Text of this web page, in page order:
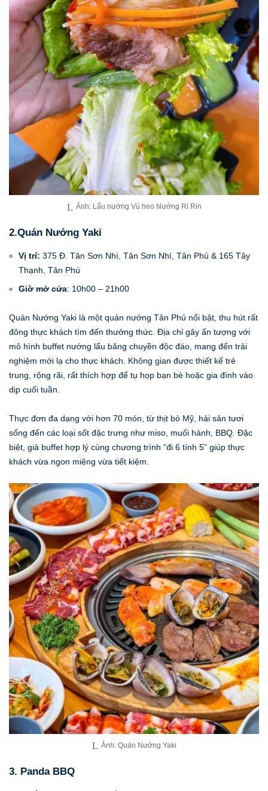
Ảnh: Lẩu nướng Vú heo Nướng Ri Rin
2.Quán Nướng Yaki
Vị trí: 375 Đ. Tân Sơn Nhì, Tân Sơn Nhì, Tân Phú & 165 Tây
Thạnh, Tân Phú
Giờ mở cửa: 10h00 – 21h00
Quán Nướng Yaki là một quán nướng Tân Phú nổi bật, thu hút rất
đông thực khách tìm đến thưởng thức. Địa chỉ gây ấn tượng với
mô hình buffet nướng lẩu băng chuyền độc đáo, mang đến trải
nghiệm mới lạ cho thực khách. Không gian được thiết kế trẻ
trung, rộng rãi, rất thích hợp để tụ họp bạn bè hoặc gia đình vào
dịp cuối tuần.
Thực đơn đa dạng với hơn 70 món, từ thịt bò Mỹ, hải sản tươi
sống đến các loại sốt đặc trưng như miso, muối hành, BBQ. Đặc
biệt, giá buffet hợp lý cùng chương trình “đi 6 tính 5” giúp thực
khách vừa ngon miệng vừa tiết kiệm.
Ảnh: Quán Nướng Yaki
3. Panda BBQ